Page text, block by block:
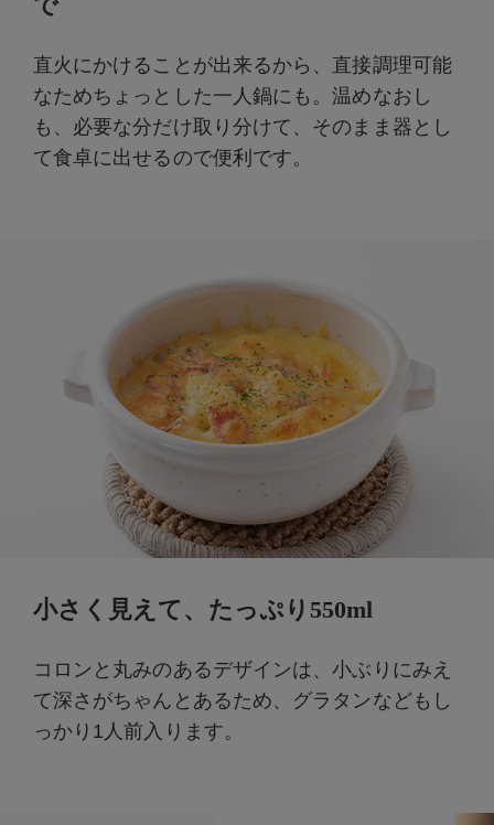
直火にかけることが出来るから、直接調理可能
なためちょっとした一人鍋にも。温めなおし
も、必要な分だけ取り分けて、そのまま器とし
て食卓に出せるので便利です。
小さく見えて、たっぷり550ml
コロンと丸みのあるデザインは、小ぶりにみえ
て深さがちゃんとあるため、グラタンなどもし
っかり1人前入ります。